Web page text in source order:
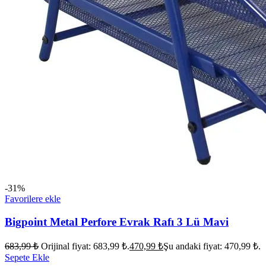
-31%
Favorilere ekle
Bigpoint Metal Perfore Evrak Rafı 3 Lü Mavi
683,99₺ Orijinal fiyat: 683,99 ₺.470,99 ₺Şu andaki fiyat: 470,99 ₺.
Sepete Ekle